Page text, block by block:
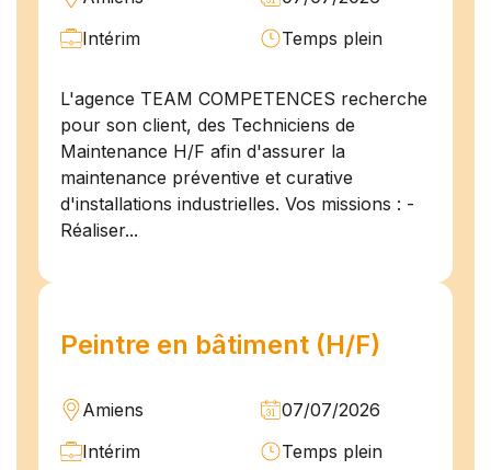
Intérim
Temps plein
L'agence TEAM COMPETENCES recherche
pour son client, des Techniciens de
Maintenance H/F afin d'assurer la
maintenance préventive et curative
d'installations industrielles. Vos missions : -
Réaliser...
Peintre en bâtiment (H/F)
Amiens
07/07/2026
Intérim
Temps plein